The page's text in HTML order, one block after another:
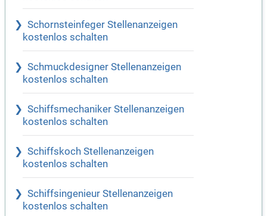
Schornsteinfeger Stellenanzeigen
kostenlos schalten
Schmuckdesigner Stellenanzeigen
kostenlos schalten
Schiffsmechaniker Stellenanzeigen
kostenlos schalten
Schiffskoch Stellenanzeigen
kostenlos schalten
Schiffsingenieur Stellenanzeigen
kostenlos schalten